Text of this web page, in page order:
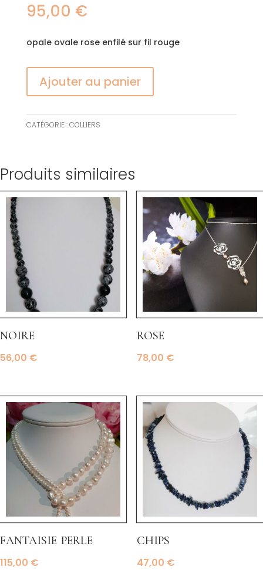
95,00 €
opale ovale rose enfilé sur fil rouge
Ajouter au panier
CATÉGORIE :COLLIERS
Produits similaires
noire
56,00 €
rose
78,00 €
fantaisie perle
115,00 €
chips
47,00 €